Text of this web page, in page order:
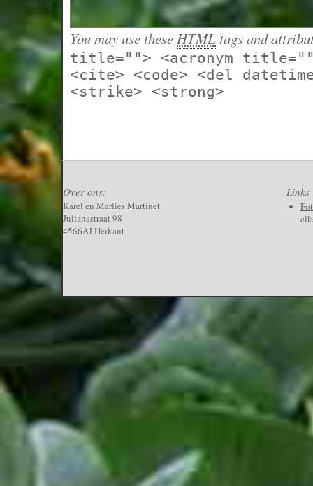
You may use theseHTML tags and
title=""> <acronym
<cite> <code> <del
<strike> <strong>
Over ons:
Karel en Marlies Martinet
Julianastraat 98
4566AJ Heikant
Links